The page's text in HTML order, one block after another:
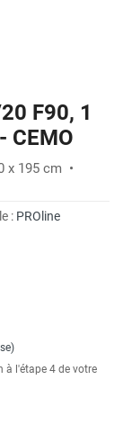
F90, 1
CEMO
x 195 cm •
: PROline
à l'étape 4 de votre